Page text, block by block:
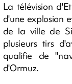
La télévision
d'une explosion
de la ville de
plusieurs tirs
qualifie de
d'Ormuz.